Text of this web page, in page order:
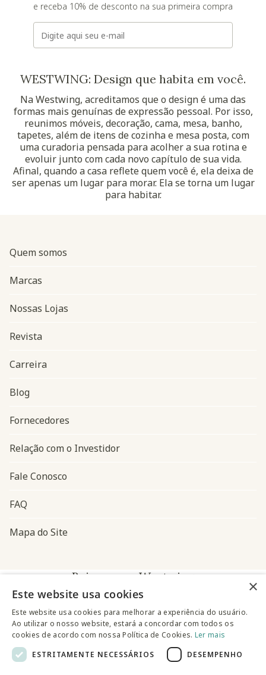
e receba 10% de desconto na sua primeira compra
E-mail
WESTWING: Design que habita em você.
Na Westwing, acreditamos que o design é uma das
formas mais genuínas de expressão pessoal. Por isso,
reunimos móveis, decoração, cama, mesa, banho,
tapetes, além de itens de cozinha e mesa posta, com
uma curadoria pensada para acolher a sua rotina e
evoluir junto com cada novo capítulo de sua vida.
Afinal, quando a casa reflete quem você é, ela deixa de
ser apenas um lugar para morar. Ela se torna um lugar
para habitar.
Navegação do rodapé
Quem somos
Marcas
Nossas Lojas
Revista
Carreira
Blog
Fornecedores
Relação com o Investidor
Fale Conosco
FAQ
Mapa do Site
Baixe o app Westwing
×
Este website usa cookies
Este website usa cookies para melhorar a experiência do usuário.
Ao utilizar o nosso website, estará a concordar com todos os
cookies de acordo com nossa Política de Cookies. Ler mais
ESTRITAMENTE NECESSÁRIOS
DESEMPENHO